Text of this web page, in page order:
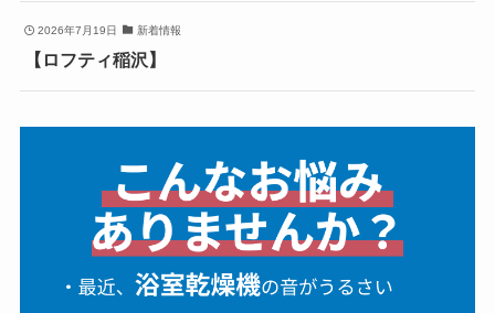
2026年7月19日 新着情報
【ロフティ稲沢】